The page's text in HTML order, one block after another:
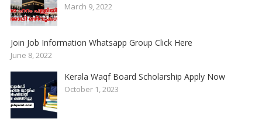
March 9, 2022
Join Job Information Whatsapp Group Click Here
June 8, 2022
Kerala Waqf Board Scholarship Apply Now
October 1, 2023